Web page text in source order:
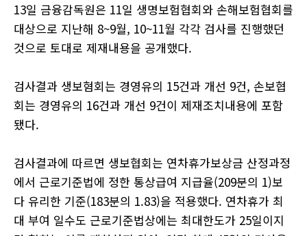
13일 금융감독원은 11일 생명보험협회와 손해보험협회를
대상으로 지난해 8~9월, 10~11월 각각 검사를 진행했던
것으로 토대로 제재내용을 공개했다.
검사결과 생보혐회는 경영유의 15건과 개선 9건, 손보협
회는 경영유의 16건과 개선 9건이 제재조치내용에 포함
됐다.
검사결과에 따르면 생보협회는 연차휴가보상금 산정과정
에서 근로기준법에 정한 통상급여 지급율(209분의 1)보
다 유리한 기준(183분의 1.83)을 적용했다. 연차휴가 최
대 부여 일수도 근로기준법상에는 최대한도가 25일이지